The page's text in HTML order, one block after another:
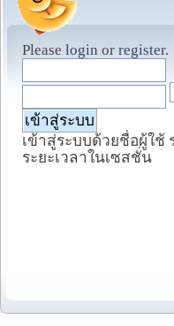
Please login or register.
เข้าสู่ระบบด้วยชื่อผู้ใช้
ระยะเวลาในเซสชั่น